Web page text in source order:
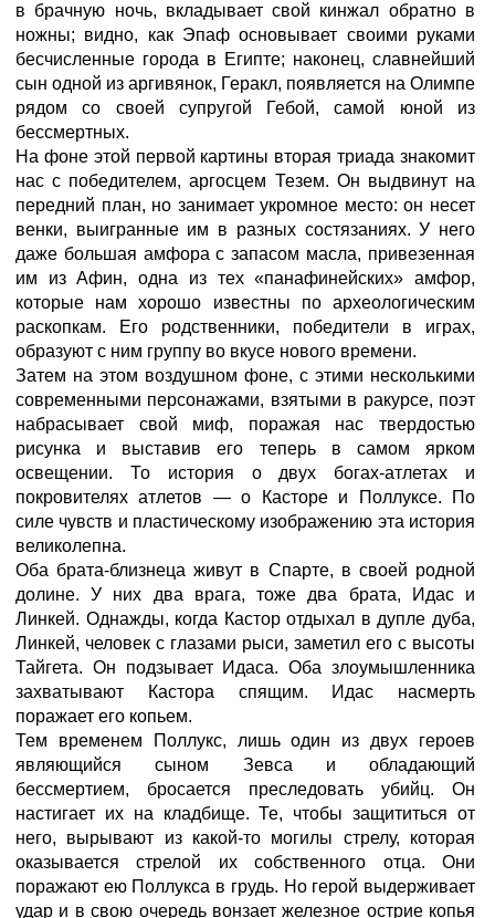
в брачную ночь, вкладывает свой кинжал обратно в
ножны; видно, как Эпаф основывает своими руками
бесчисленные города в Египте; наконец, славнейший
сын одной из аргивянок, Геракл, появляется на Олимпе
рядом со своей супругой Гебой, самой юной из
бессмертных.
На фоне этой первой картины вторая триада знакомит
нас с победителем, аргосцем Тезем. Он выдвинут на
передний план, но занимает укромное место: он несет
венки, выигранные им в разных состязаниях. У него
даже большая амфора с запасом масла, привезенная
им из Афин, одна из тех «панафинейских» амфор,
которые нам хорошо известны по археологическим
раскопкам. Его родственники, победители в играх,
образуют с ним группу во вкусе нового времени.
Затем на этом воздушном фоне, с этими несколькими
современными персонажами, взятыми в ракурсе, поэт
набрасывает свой миф, поражая нас твердостью
рисунка и выставив его теперь в самом ярком
освещении. То история о двух богах-атлетах и
покровителях атлетов — о Касторе и Поллуксе. По
силе чувств и пластическому изображению эта история
великолепна.
Оба брата-близнеца живут в Спарте, в своей родной
долине. У них два врага, тоже два брата, Идас и
Линкей. Однажды, когда Кастор отдыхал в дупле дуба,
Линкей, человек с глазами рыси, заметил его с высоты
Тайгета. Он подзывает Идаса. Оба злоумышленника
захватывают Кастора спящим. Идас насмерть
поражает его копьем.
Тем временем Поллукс, лишь один из двух героев
являющийся сыном Зевса и обладающий
бессмертием, бросается преследовать убийц. Он
настигает их на кладбище. Те, чтобы защититься от
него, вырывают из какой-то могилы стрелу, которая
оказывается стрелой их собственного отца. Они
поражают ею Поллукса в грудь. Но герой выдерживает
удар и в свою очередь вонзает железное острие копья